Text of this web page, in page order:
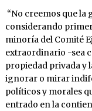
“No creemos que
considerando
minoría del Comité
extraordinario -sea
propiedad privada y
ignorar o mirar
políticos y morales
entrado en la